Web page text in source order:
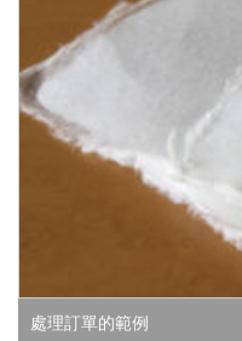
處理訂單的範例